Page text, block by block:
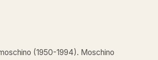
(1950-1994). Moschino